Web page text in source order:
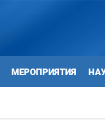
МЕРОПРИЯТИЯ